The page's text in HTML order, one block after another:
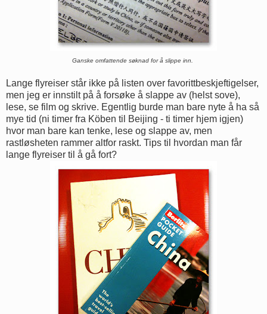
Ganske omfattende søknad for å slippe inn
Lange flyreiser står ikke på listen over favorittbeskjeftigelser,
men jeg er innstilt på å forsøke å slappe av (helst sove),
lese, se film og skrive. Egentlig burde man bare nyte å ha så
mye tid (ni timer fra Köben til Beijing - ti timer hjem igjen)
hvor man bare kan tenke, lese og slappe av, men
rastløsheten rammer altfor raskt. Tips til hvordan man får
lange flyreiser til å gå fort?